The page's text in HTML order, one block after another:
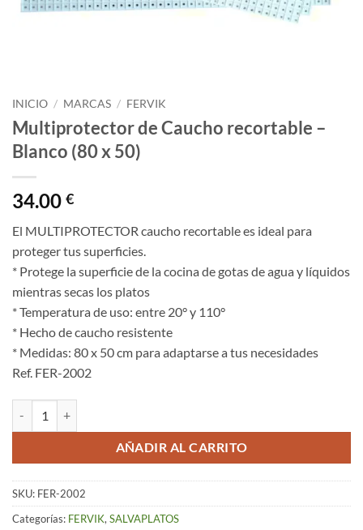
INICIO / MARCAS / FERVIK
Multiprotector de Caucho recortable –
Blanco (80 x 50)
34.00 €
El MULTIPROTECTOR caucho recortable es ideal para
proteger tus superficies.
* Protege la superficie de la cocina de gotas de agua y líquidos
mientras secas los platos
* Temperatura de uso: entre 20° y 110°
* Hecho de caucho resistente
* Medidas: 80 x 50 cm para adaptarse a tus necesidades
Ref. FER-2002
AÑADIR AL CARRITO
SKU: FER-2002
Categorías: FERVIK, SALVAPLATOS